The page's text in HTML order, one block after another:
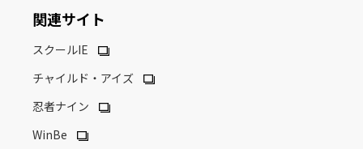
関連サイト
スクールIE
チャイルド・アイズ
忍者ナイン
WinBe